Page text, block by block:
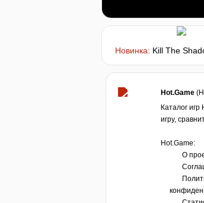
Новинка: Kill The
Hot.Game
Каталог
игру,
Hot.Game:
О